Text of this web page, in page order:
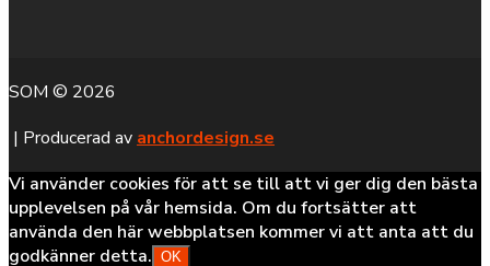
SOM © 2026
| Producerad av anchordesign.se
Vi använder cookies för att se till att vi ger dig den bästa
upplevelsen på vår hemsida. Om du fortsätter att
använda den här webbplatsen kommer vi att anta att du
godkänner detta. OK